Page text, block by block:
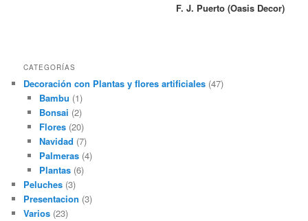
F. J. Puerto (Oasis Decor)
CATEGORÍAS
Decoración con Plantas y flores artificiales (47)
Bambu (1)
Bonsai (2)
Flores(20)
Navidad (7)
Palmeras(4)
Plantas(6)
Peluches (3)
Presentacion (3)
Varios (23)